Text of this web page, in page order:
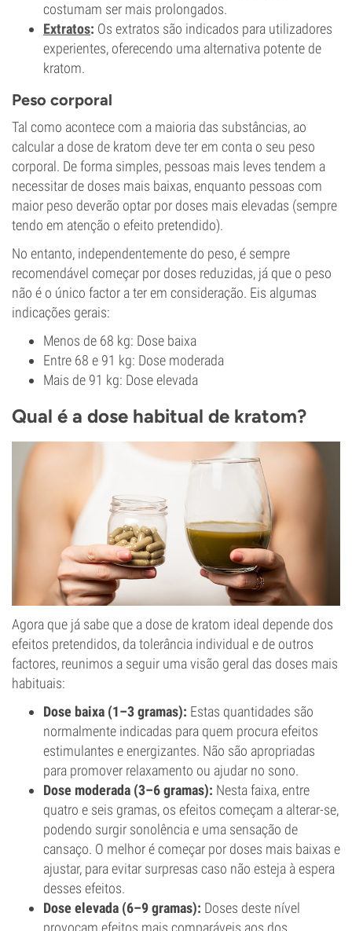
costumam ser mais prolongados.
Extratos: Os extratos são indicados para utilizadores
experientes, oferecendo uma alternativa potente de
kratom.
Peso corporal
Tal como acontece com a maioria das substâncias, ao
calcular a dose de kratom deve ter em conta o seu peso
corporal. De forma simples, pessoas mais leves tendem a
necessitar de doses mais baixas, enquanto pessoas com
maior peso deverão optar por doses mais elevadas (sempre
tendo em atenção o efeito pretendido).
No entanto, independentemente do peso, é sempre
recomendável começar por doses reduzidas, já que o peso
não é o único factor a ter em consideração. Eis algumas
indicações gerais:
Menos de 68 kg: Dose baixa
Entre 68 e 91 kg: Dose moderada
Mais de 91 kg: Dose elevada
Qual é a dose habitual de kratom?
Agora que já sabe que a dose de kratom ideal depende dos
efeitos pretendidos, da tolerância individual e de outros
factores, reunimos a seguir uma visão geral das doses mais
habituais:
Dose baixa (1–3 gramas): Estas quantidades são
normalmente indicadas para quem procura efeitos
estimulantes e energizantes. Não são apropriadas
para promover relaxamento ou ajudar no sono.
Dose moderada (3–6 gramas): Nesta faixa, entre
quatro e seis gramas, os efeitos começam a alterar-se,
podendo surgir sonolência e uma sensação de
cansaço. O melhor é começar por doses mais baixas e
ajustar, para evitar surpresas caso não esteja à espera
desses efeitos.
Dose elevada (6–9 gramas): Doses deste nível
provocam efeitos mais comparáveis aos dos